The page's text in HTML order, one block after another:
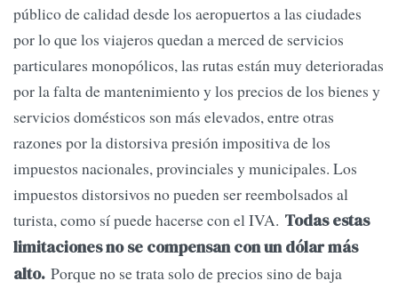
público de calidad desde los aeropuertos a las ciudades
por lo que los viajeros quedan a merced de servicios
particulares monopólicos, las rutas están muy deterioradas
por la falta de mantenimiento y los precios de los bienes y
servicios domésticos son más elevados, entre otras
razones por la distorsiva presión impositiva de los
impuestos nacionales, provinciales y municipales. Los
impuestos distorsivos no pueden ser reembolsados al
turista, como sí puede hacerse con el IVA. Todas estas
limitaciones no se compensan con un dólar más
alto. Porque no se trata solo de precios sino de baja